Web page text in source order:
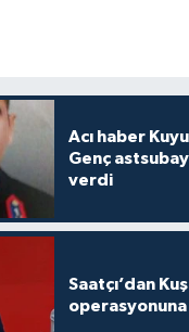
Acı haber
Genç
verdi
Saatçı’dan